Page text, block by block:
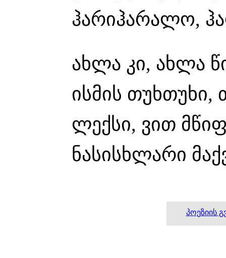
ჰარიჰარალო,
ახლა კი, ახლა
ისმის თუხთუხი,
ლექსი, ვით
ნასისხლარი
პოეზიის